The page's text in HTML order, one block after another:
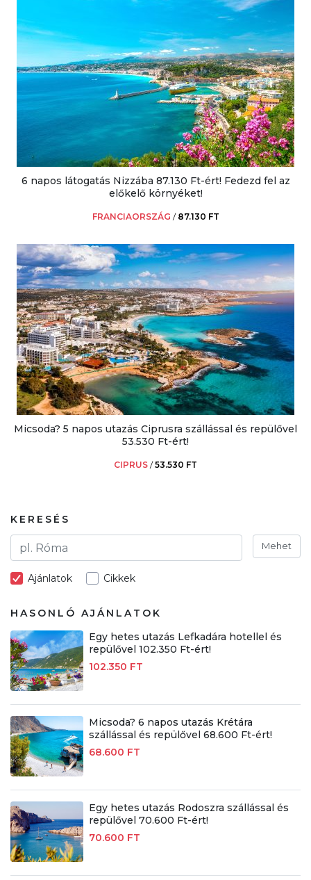
6 napos látogatás Nizzába 87.130 Ft-ért! Fedezd fel az
előkelő környéket!
FRANCIAORSZÁG / 87.130 FT
Micsoda? 5 napos utazás Ciprusra szállással és repülővel
53.530 Ft-ért!
CIPRUS /53.530 FT
KERESÉS
Mehet
Ajánlatok Cikkek
HASONLÓ AJÁNLATOK
Egy hetes utazás Lefkadára hotellel és
repülővel 102.350 Ft-ért!
102.350 FT
Micsoda? 6 napos utazás Krétára
szállással és repülővel 68.600 Ft-ért!
68.600 FT
Egy hetes utazás Rodoszra szállással és
repülővel 70.600 Ft-ért!
70.600 FT